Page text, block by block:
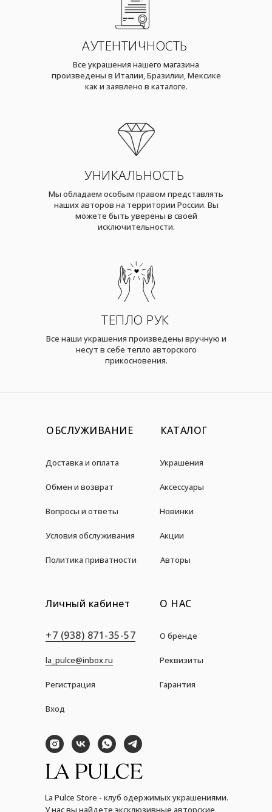
АУТЕНТИЧНОСТЬ
Все украшения нашего магазина
произведены в Италии, Бразилии, Мексике
как и заявлено в каталоге.
УНИКАЛЬНОСТЬ
Мы обладаем особым правом представлять
наших авторов на территории России. Вы
можете быть уверены в своей
исключительности.
ТЕПЛО РУК
Все наши украшения произведены вручную и
несут в себе тепло авторского
прикосновения.
ОБСЛУЖИВАНИЕ
Доставка и оплата
Обмен и возврат
Вопросы и ответы
КАТАЛОГ
Украшения
Аксессуары
Новинки
Акции
Условия обслуживания
Политика приватности
О НАС
О бренде
Авторы
Личный кабинет
Вход
+7 (938) 871-35-57
la_pulce@inbox.ru
La Pulce Store - клуб одержимых украшениями.
У нас вы найдете эксклюзивные авторские
Реквизиты
Гарантия
Регистрация